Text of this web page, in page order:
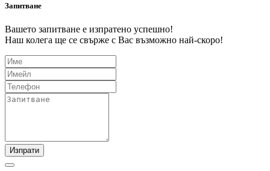
Запитване
Вашето запитване е изпратено успешно!
Наш колега ще се свърже с Вас възможно най-скоро!
Изпрати